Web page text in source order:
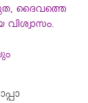
ദൈവത്തെ
വിശ്വാസം.